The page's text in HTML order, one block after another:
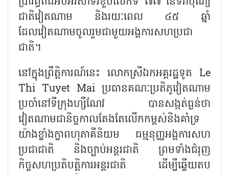
ជាតិវៀតណាម និងរយៈពេល ៤៥ ឆ្នាំ
ដែលវៀតណាមចូលរួមជាមួយអង្គការសហប្រជា
ជាតិ។
នៅក្នុងព្រឹត្តិការណ៍នេះ លោកស្រីឯកអគ្គរដ្ឋទូត Le
Thi Tuyet Mai ប្រធានគណៈប្រតិភូវៀតណាម
ប្រចាំនៅទីក្រុងហ្សឺណែវ បានសង្កត់ធ្ងន់ថា
វៀតណាមជានិច្ចកាលតែងតែលើកកម្ពស់និងគាំទ្រ
យ៉ាងខ្លាំងក្លាពហុភាគីនិយម ធម្មនុញ្ញអង្គការសហ
ប្រជាជាតិ និងច្បាប់អន្តរជាតិ ព្រមទាំងជំរុញ
កិច្ចសហប្រតិបត្តិការអន្តរជាតិ ដើម្បីឆ្លើយតប